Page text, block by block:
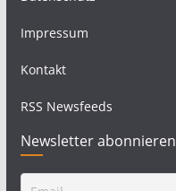
Impressum
Kontakt
RSS Newsfeeds
Newsletter abonnieren